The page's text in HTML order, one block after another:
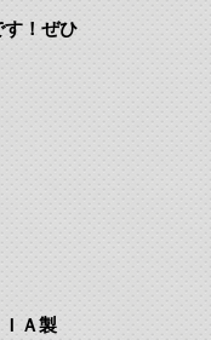
す！ぜひ
Ａ製